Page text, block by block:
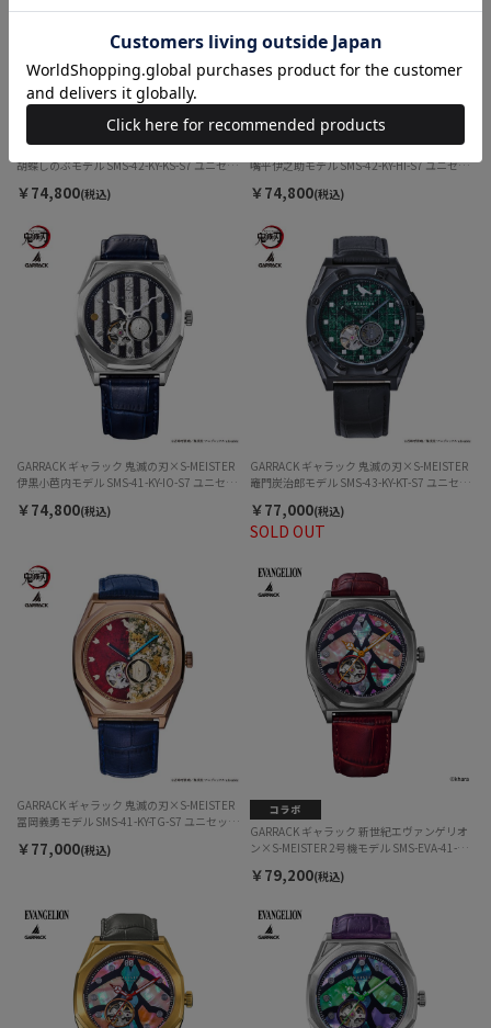
GARRACK ギャラック 鬼滅の刃×S-MEISTER
胡蝶しのぶモデル SMS-42-KY-KS-S7 ユニセッ
￥74,800(税込)
GARRACK ギャラック 鬼滅の刃×S-MEISTER
嘴平伊之助モデル SMS-42-KY-HI-S7 ユニセッ
￥74,800(税込)
GARRACK ギャラック 鬼滅の刃×S-MEISTER
伊黒小芭内モデル SMS-41-KY-IO-S7 ユニセッ
￥74,800(税込)
SOLD OUT
GARRACK ギャラック 鬼滅の刃×S-MEISTER
竈門炭治郎モデル SMS-43-KY-KT-S7 ユニセッ
￥77,000(税込)
GARRACK ギャラック 鬼滅の刃×S-MEISTER
冨岡義勇モデル SMS-41-KY-TG-S7 ユニセック
￥77,000(税込)
GARRACK ギャラック 新世紀エヴァンゲリオ
ン×S-MEISTER 2号機モデル SMS-EVA-41-2
￥79,200(税込)